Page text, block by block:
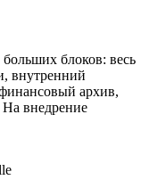
блоков: весь
внутренний
архив,
На внедрение